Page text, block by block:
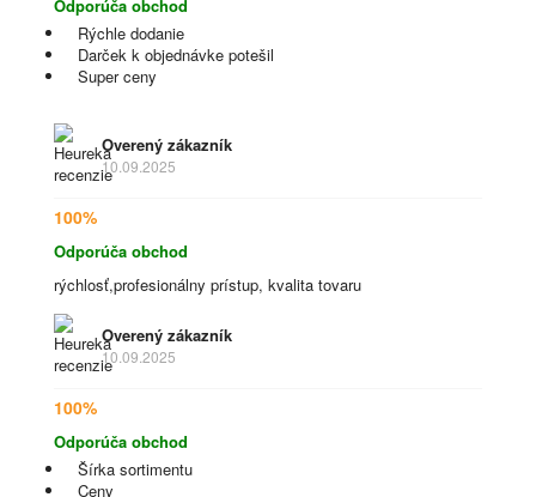
Odporúča obchod
Rýchle dodanie
Darček k objednávke potešil
Super ceny
Overený zákazník
10.09.2025
100%
Odporúča obchod
rýchlosť,profesionálny prístup, kvalita tovaru
Overený zákazník
10.09.2025
100%
Odporúča obchod
Šírka sortimentu
Ceny